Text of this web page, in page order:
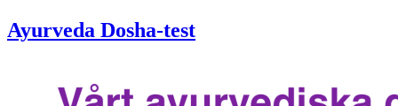
Ayurveda Dosha-test